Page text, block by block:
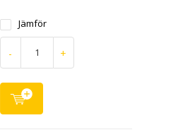
Jämför
- +